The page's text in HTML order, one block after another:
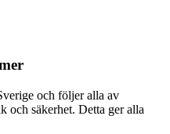
och följer alla av
och säkerhet. Detta ger alla